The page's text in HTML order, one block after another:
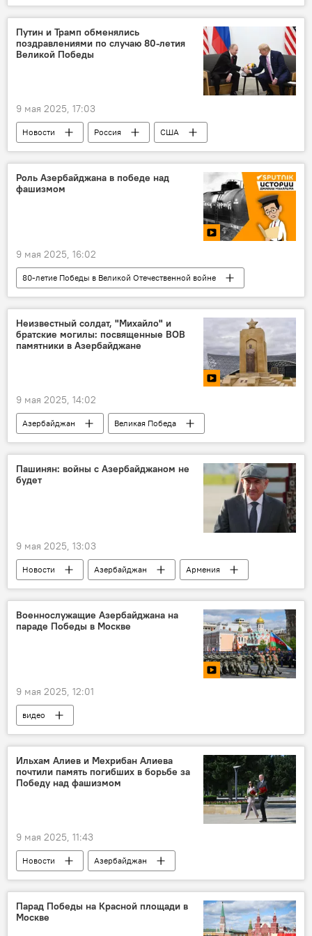
Ильхам Алиев
Мехрибан Алиева
Поездка
Шуша
Восстановление города Шуша
Мечеть
Путин и Трамп обменялись
поздравлениями по случаю 80-летия
Великой Победы
9 мая 2025, 17:03
Новости Россия
США
Владимир Путин
Дональд Трамп
Поздравления
Великая Победа
День Победы
Роль Азербайджана в победе над
фашизмом
9 мая 2025, 16:02
80-летие Победы в Великой Отечественной войне
Азербайджан
Великая Победа
День Победы
Великая Отечественная война
Нефть
Топливо Нефтяники
Неизвестный солдат, "Михайло" и
братские могилы: посвященные ВОВ
памятники в Азербайджане
9 мая 2025, 14:02
Азербайджан
Великая Победа
Великая отечественная война
Ветераны
памятники
Мемориал
Ази Асланов
Пашинян: войны с Азербайджаном не
будет
9 мая 2025, 13:03
Новости Азербайджан
Армения
Никол Пашинян
Премьер-министр
Южный Кавказ
мирное урегулирование
мирный договор
Военнослужащие Азербайджана на
параде Победы в Москве
9 мая 2025, 12:01
видео
80-летие Победы в Великой Отечественной войне
Минобороны Азербайджана
Азербайджан
ВС Азербайджана
Парад Победы
Ильхам Алиев и Мехрибан Алиева
почтили память погибших в борьбе за
Победу над фашизмом
9 мая 2025, 11:43
Новости
Азербайджан
Ильхам Алиев
День Победы
Великая Победа
День Победы над фашизмом
Парад Победы на Красной площади в
Москве